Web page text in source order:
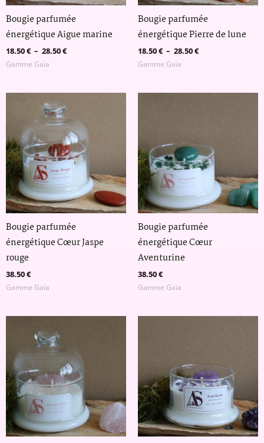
Bougie parfumée
énergétique Aigue marine
18.50€ – 28.50€
Gamme Gaïa
Bougie parfumée
énergétique Pierre de lune
18.50€ – 28.50€
Gamme Gaïa
Bougie parfumée
énergétique Cœur Jaspe
rouge
38.50€
Gamme Gaïa
Bougie parfumée
énergétique Cœur
Aventurine
38.50€
Gamme Gaïa